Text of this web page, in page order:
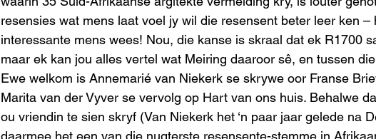
resensies wat mens laat voel jy wil die resensent beter leer ken –
interessante mens wees! Nou, die kanse is skraal dat ek R1700
maar ek kan jou alles vertel wat Meiring daaroor sê, en tussen
Ewe welkom is Annemarié van Niekerk se skrywe oor Franse
Marita van der Vyver se vervolg op Hart van ons huis. Behalwe
ou vriendin te sien skryf (Van Niekerk het ‘n paar jaar gelede na
daarmee het een van die nugterste resensente-stemme in